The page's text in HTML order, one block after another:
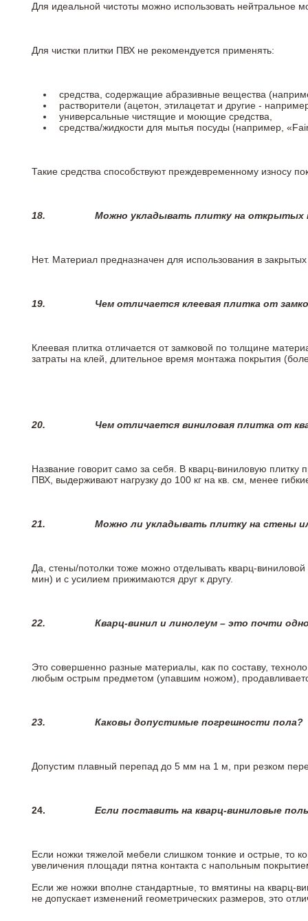
Для идеальной чистоты можно использовать
Для чистки плитки ПВХ не рекомендуется применять:
средства, содержащие абразивные вещества
растворители (ацетон, этилацетат и другие -
универсальные чистящие и моющие средства,
средства/жидкости для мытья посуды (например,
Такие средства способствуют преждевременному износу
18. Можно укладывать плитку на открытых
Нет. Материал предназначен для использования в
19. Чем отличается клеевая плитка от
Клеевая плитка отличается от замковой по толщине
затраты на клей, длительное время монтажа покрытия
20. Чем отличается виниловая плитка от
Название говорит само за себя. В кварц-виниловую
ПВХ, выдерживают нагрузку до 100 кг на кв. см, менее
21. Можно ли укладывать плитку на стены
Да, стены/потолки тоже можно отделывать кварц-
мин) и с усилием прижимаются друг к другу.
22. Кварц-винил и линолеум – это почти
Это совершенно разные материалы, как по составу,
любым острым предметом (упавшим ножом),
23. Каковы допустимые погрешности пола?
Допустим плавный перепад до 5 мм на 1 м, при резком
24. Если поставить на кварц-виниловые
Если ножки тяжелой мебели слишком тонкие и острые, то
увеличения площади пятна контакта с напольным
Если же ножки вполне стандартные, то вмятины на кварц-
не допускает изменений геометрических размеров, это